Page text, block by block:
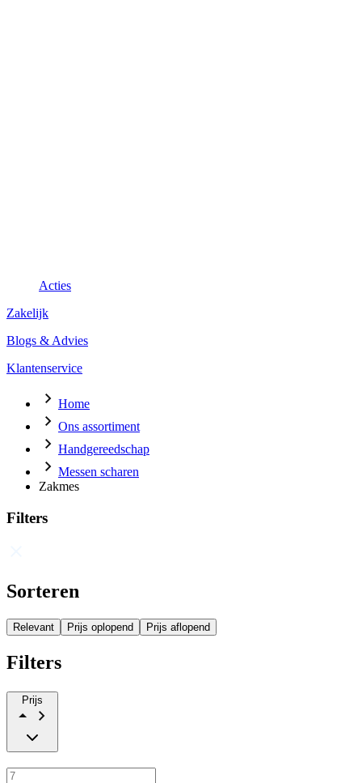
Acties
Zakelijk
Blogs & Advies
Klantenservice
Home
Ons assortiment
Handgereedschap
Messen scharen
Zakmes
Filters
Sorteren
Relevant Prijs oplopend Prijs aflopend
Filters
Prijs